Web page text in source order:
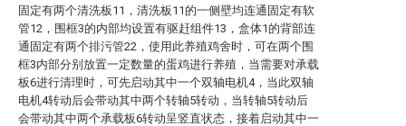
固定有两个清洗板11，清洗板11的一侧壁均连通固定有软
管12，围框3的内部均设置有驱赶组件13，盒体1的背部连
通固定有两个排污管22，使用此养殖鸡舍时，可在两个围
框3内部分别放置一定数量的蛋鸡进行养殖，当需要对承载
板6进行清理时，可先启动其中一个双轴电机4，当此双轴
电机4转动后会带动其中两个转轴5转动，当转轴5转动后
会带动其中两个承载板6转动呈竖直状态，接着启动其中一